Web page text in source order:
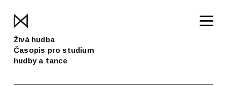
Živá hudba
Časopis pro studium
hudby a tance